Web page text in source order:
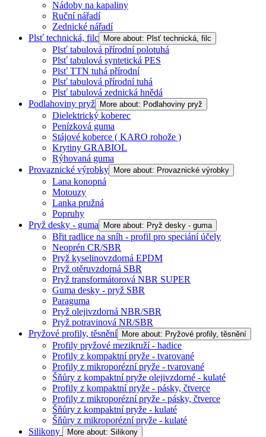
Nádoby na kapaliny
Ruční nářadí
Zednické nářadí
Plsť technická, filc More about: Plsť technická, filc
Plsť tabulová přírodní polotuhá
Plsť tabulová syntetická PES
Plsť TTN tuhá přírodní
Plsť tabulová přírodní tuhá
Plsť tabulová zednická hnědá
Podlahoviny pryž More about: Podlahoviny pryž
Dielektrický koberec
Penízková guma
Stájové koberce ( KARO rohože )
Krytiny GRABIOL
Rýhovaná guma
Provaznické výrobky More about: Provaznické výrobky
Lana konopná
Motouzy
Lanka pružná
Popruhy
Pryž desky - guma
More about: Pryž desky - guma
Břit radlice na sníh - profil pro speciání účely
Neoprén CR/SBR
Pryž kyselinovzdorná EPDM
Pryž otěruvzdorná SBR
Pryž transformátorová NBR SUPER
Guma desky - pryž SBR
Paraguma
Pryž olejivzdorná NBR/SBR
Pryž potravinová NR/SBR
Pryžové profily, těsnění More about: Pryžové profily, těsnění
Profily pryžové mezikruží - hadice
Profily z kompaktní pryže - tvarované
Profily z mikroporézní pryže - tvarované
Šňůry z kompaktní pryže olejivzdorné - kulaté
Profily z kompaktní pryže - pásky, čtverce
Profily z mikroporézní pryže - pásky, čtverce
Šňůry z kompaktní pryže - kulaté
Šňůry z mikroporézní pryže - kulaté
Silikony
More about: Silikony